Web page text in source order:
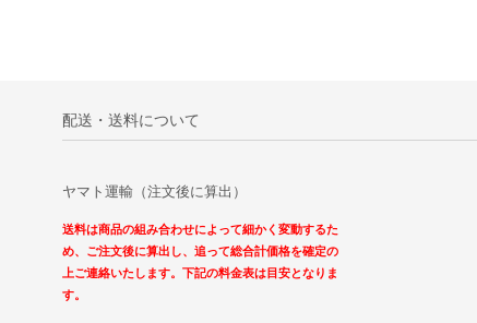
配送・送料について
ヤマト運輸（注文後に算出）
送料は商品の組み合わせによって細かく変動するた
め、ご注文後に算出し、追って総合計価格を確定の
上ご連絡いたします。下記の料金表は目安となりま
す。